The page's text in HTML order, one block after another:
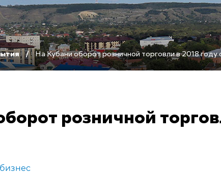
На Кубани оборот розничной торговли в 2018 году
розничной